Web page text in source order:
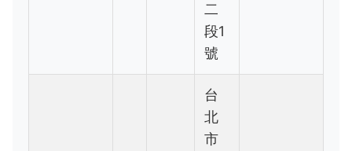
二
段1
號
台
北
市